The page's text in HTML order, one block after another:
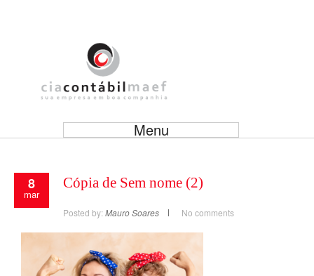
Menu
8
mar
Cópia de Sem nome (2)
Posted by: Mauro Soares No comments